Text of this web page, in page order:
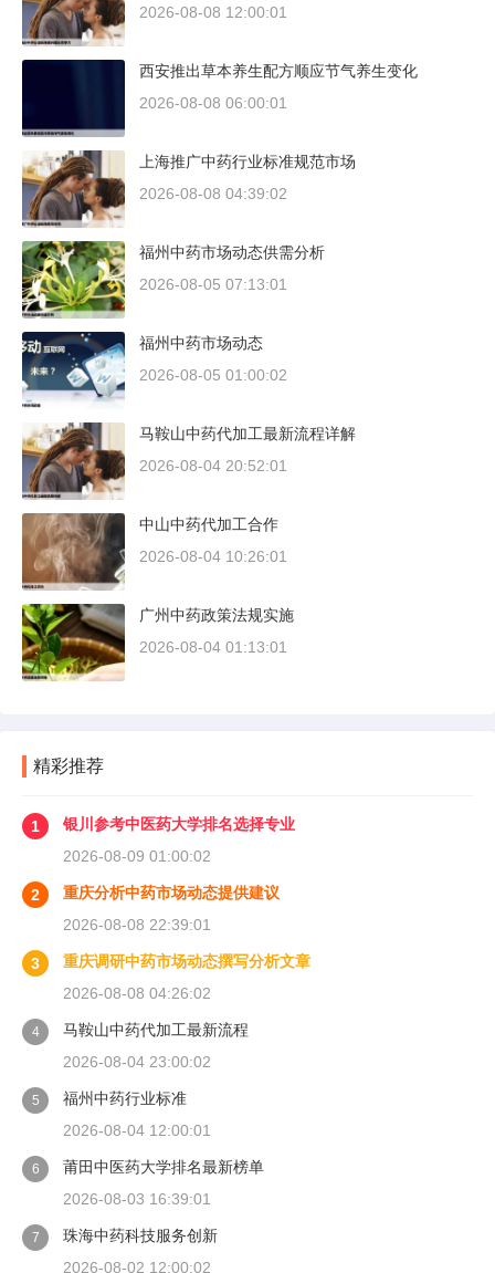
2026-08-08 12:00:01
西安推出草本养生配方顺应节气养生变化
2026-08-08 06:00:01
上海推广中药行业标准规范市场
2026-08-08 04:39:02
福州中药市场动态供需分析
2026-08-05 07:13:01
福州中药市场动态
2026-08-05 01:00:02
马鞍山中药代加工最新流程详解
2026-08-04 20:52:01
中山中药代加工合作
2026-08-04 10:26:01
广州中药政策法规实施
2026-08-04 01:13:01
精彩推荐
1
银川参考中医药大学排名选择专业
2026-08-09 01:00:02
2
重庆分析中药市场动态提供建议
2026-08-08 22:39:01
3
重庆调研中药市场动态撰写分析文章
2026-08-08 04:26:02
4
马鞍山中药代加工最新流程
2026-08-04 23:00:02
5
福州中药行业标准
2026-08-04 12:00:01
6
莆田中医药大学排名最新榜单
2026-08-03 16:39:01
7
珠海中药科技服务创新
2026-08-02 12:00:02